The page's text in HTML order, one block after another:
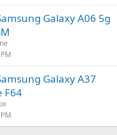
Galaxy A06 5g
Galaxy A37
F64